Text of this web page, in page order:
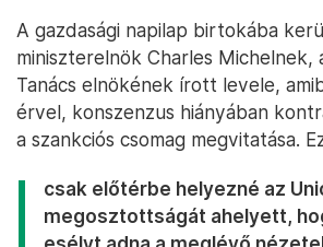
A gazdasági napilap birtokába
miniszterelnök Charles Michelnek,
Tanács elnökének írott levele,
érvel, konszenzus hiányában
a szankciós csomag megvitatása.
csak előtérbe helyezné az
megosztottságát ahelyett,